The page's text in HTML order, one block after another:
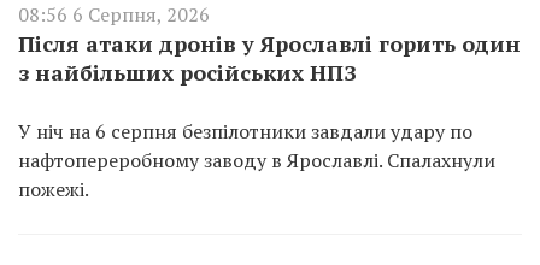
08:56 6 Серпня, 2026
Після атаки дронів у Ярославлі горить один
з найбільших російських НПЗ
У ніч на 6 серпня безпілотники завдали удару по
нафтопереробному заводу в Ярославлі. Спалахнули
пожежі.